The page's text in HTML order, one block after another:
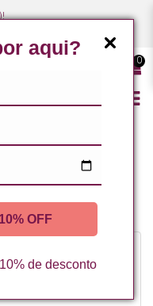
aqui?
OFF
de desconto
0